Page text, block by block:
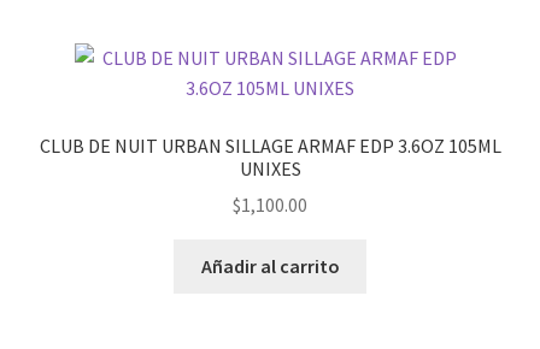
CLUB DE NUIT URBAN SILLAGE ARMAF EDP 3.6OZ 105ML
UNIXES
$1,100.00
Añadir al carrito